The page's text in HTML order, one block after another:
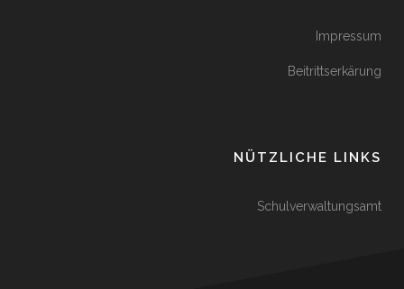
Impressum
Beitrittserkärung
NÜTZLICHE LINKS
Schulverwaltungsamt